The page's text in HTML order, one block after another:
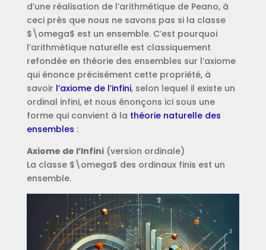
d’une réalisation de l’arithmétique de Peano, à
ceci près que nous ne savons pas si la classe
$\omega$ est un ensemble. C’est pourquoi
l’arithmétique naturelle est classiquement
refondée en théorie des ensembles sur l’axiome
qui énonce précisément cette propriété, à
savoir l’axiome de l’infini, selon lequel il existe un
ordinal infini, et nous énonçons ici sous une
forme qui convient à la théorie naturelle des
ensembles :
Axiome de l’Infini(version ordinale)
La classe $\omega$ des ordinaux finis est un
ensemble.